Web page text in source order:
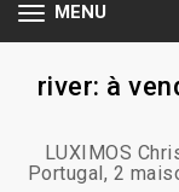
Toggle
navigation
MENU
river: à
LUXIMOS
Portugal, 2